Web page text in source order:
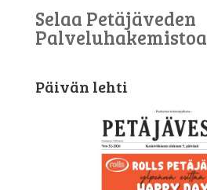
Selaa Petäjäveden
Palveluhakemistoa
Päivän lehti